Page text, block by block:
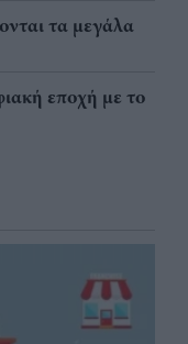
τα μεγάλα
εποχή με το